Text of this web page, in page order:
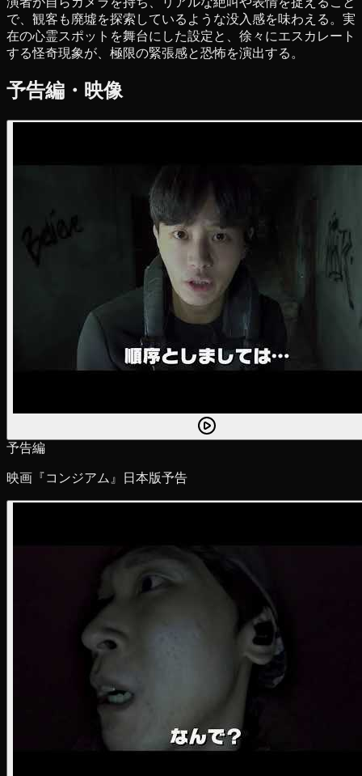
で、観客も廃墟を探索しているような没入感を味わえる。実
在の心霊スポットを舞台にした設定と、徐々にエスカレート
する怪奇現象が、極限の緊張感と恐怖を演出する。
予告編・映像
予告編
映画『コンジアム』日本版予告